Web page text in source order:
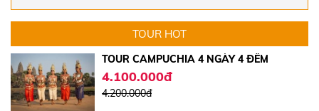
TOUR HOT
TOUR CAMPUCHIA 4 NGÀY 4 ĐÊM
4.100.000đ
4.200.000đ